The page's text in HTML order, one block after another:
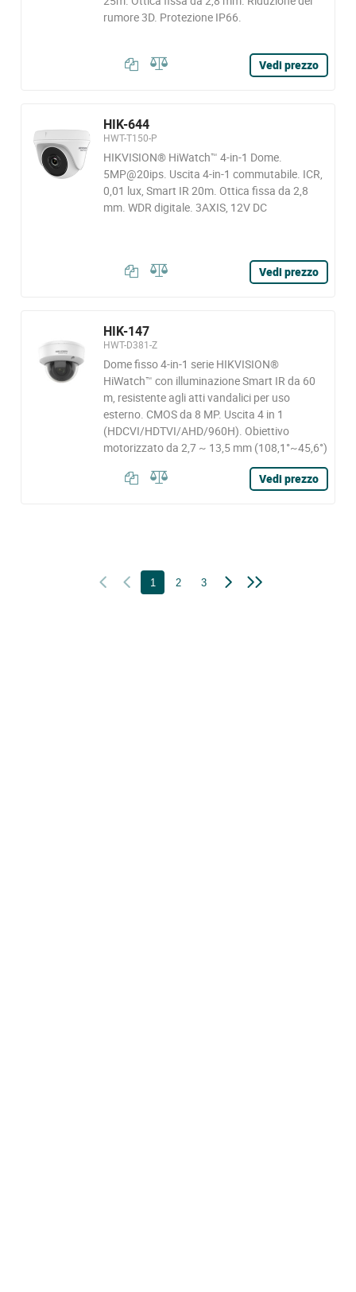
rumore 3D. Protezione IP66.
Vedi prezzo
HIK-644
HWT-T150-P
HIKVISION® HiWatch™ 4-in-1 Dome.
5MP@20ips. Uscita 4-in-1 commutabile. ICR,
0,01 lux, Smart IR 20m. Ottica fissa da 2,8
mm. WDR digitale. 3AXIS, 12V DC
Vedi prezzo
HIK-147
HWT-D381-Z
Dome fisso 4-in-1 serie HIKVISION®
HiWatch™ con illuminazione Smart IR da 60
m, resistente agli atti vandalici per uso
esterno. CMOS da 8 MP. Uscita 4 in 1
(HDCVI/HDTVI/AHD/960H). Obiettivo
motorizzato da 2,7 ~ 13,5 mm (108,1°~45,6°)
Vedi prezzo
1 2 3